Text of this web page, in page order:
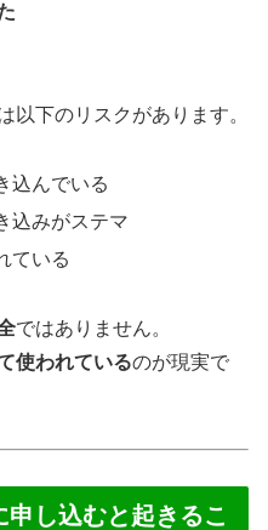
以下のリスクがあります。
込んでいる
込みがステマ
ている
ではありません。
使われているのが現実で
し込むと起きるこ